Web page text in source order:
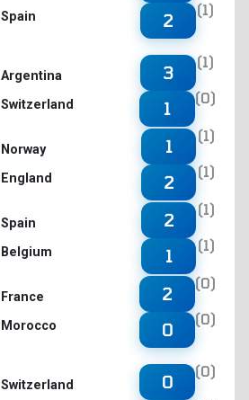
Spain
2
(1)
Argentina
Switzerland
3
(1)
1
(0)
Norway
England
1
(1)
2
(1)
Spain
Belgium
2
(1)
1
(1)
France
Morocco
2
(0)
0
(0)
Switzerland
0
(0)